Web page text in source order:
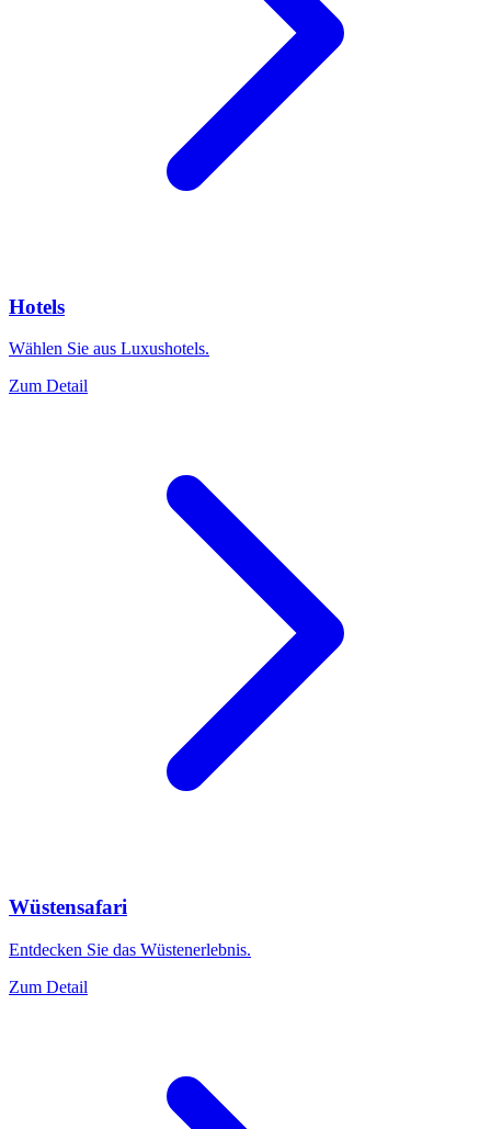
Hotels
Wählen Sie aus Luxushotels.
Zum Detail
Wüstensafari
Entdecken Sie das Wüstenerlebnis.
Zum Detail